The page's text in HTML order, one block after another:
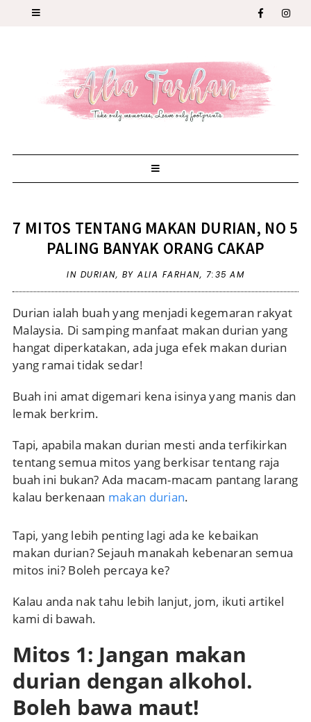
7 MITOS TENTANG MAKAN DURIAN, NO 5
PALING BANYAK ORANG CAKAP
IN DURIAN, BY ALIA FARHAN, 7:35 AM
Durian ialah buah yang menjadi kegemaran rakyat
Malaysia. Di samping manfaat makan durian yang
hangat diperkatakan, ada juga efek makan durian
yang ramai tidak sedar!
Buah ini amat digemari kena isinya yang manis dan
lemak berkrim.
Tapi, apabila makan durian mesti anda terfikirkan
tentang semua mitos yang berkisar tentang raja
buah ini bukan? Ada macam-macam pantang larang
kalau berkenaan makan durian.
Tapi, yang lebih penting lagi ada ke kebaikan
makan durian? Sejauh manakah kebenaran semua
mitos ini? Boleh percaya ke?
Kalau anda nak tahu lebih lanjut, jom, ikuti artikel
kami di bawah.
Mitos 1: Jangan makan
durian dengan alkohol.
Boleh bawa maut!